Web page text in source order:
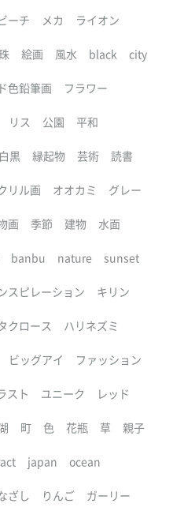
ーチ メカ ライオン
絵画 風水 black city
色鉛筆画 フラワー
リス 公園 平和
白黒 縁起物 芸術 読書
リル画 オオカミ グレー
画 季節 建物 水面
banbu nature sunset
スピレーション キリン
クロース ハリネズミ
ビッグアイ ファッション
スト ユニーク レッド
町 色 花瓶 草 親子
japan ocean
ざし りんご ガーリー